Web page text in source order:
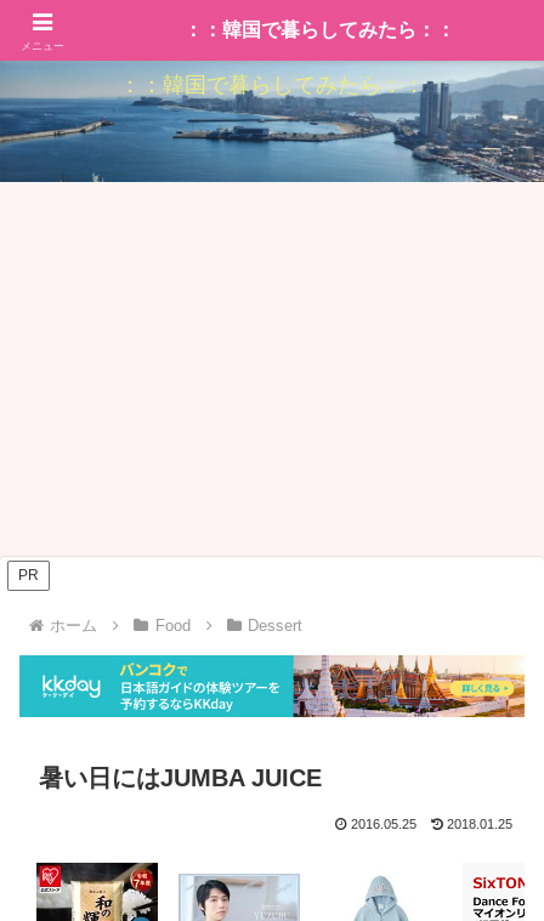
：：韓国で暮らしてみたら：：
PR
ホーム Food Dessert
暑い日にはJUMBA JUICE
2016.05.25 2018.01.25
メニュー
：：韓国で暮らしてみたら：：